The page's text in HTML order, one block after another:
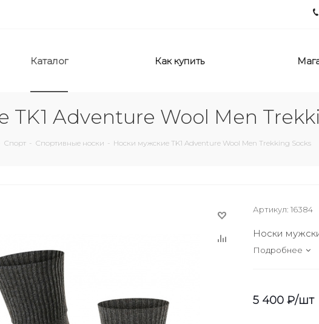
Каталог Как купить
TK1 Adventure Wool Men
Спорт - Спортивные носки - Носки мужские TK1 Adventure Wool Men Trekking Socks
Артикул: 16384
Носки
Подробнее
5 400 ₽/шт